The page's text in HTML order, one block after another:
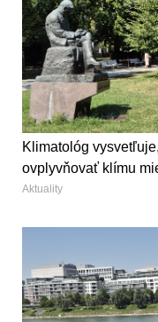
Klimatológ
ovplyvňovať klímu
Aktuality